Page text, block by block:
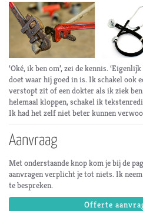
‘Oké, ik ben om’, zei de kennis.
doet waar hij goed in is. Ik schakel ook
verstopt zit of een dokter als ik ziek
helemaal kloppen, schakel ik
Ik had het zelf niet beter kunnen
Aanvraag
Met onderstaande knop kom je bij de
aanvragen verplicht je tot niets. Ik
te bespreken.
Offerte